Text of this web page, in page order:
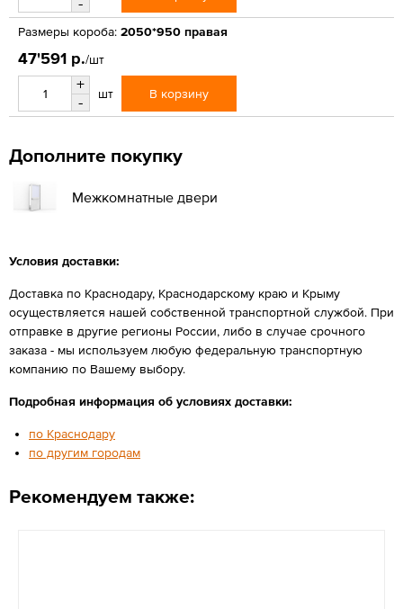
Размеры короба: 2050*950 правая
47'591 р./шт
+
-
шт В корзину
Дополните покупку
Межкомнатные двери
Условия доставки:
Доставка по Краснодару, Краснодарскому краю и Крыму
осуществляется нашей собственной транспортной службой. При
отправке в другие регионы России, либо в случае срочного
заказа - мы используем любую федеральную транспортную
компанию по Вашему выбору.
Подробная информация об условиях доставки:
по Краснодару
по другим городам
Рекомендуем также: